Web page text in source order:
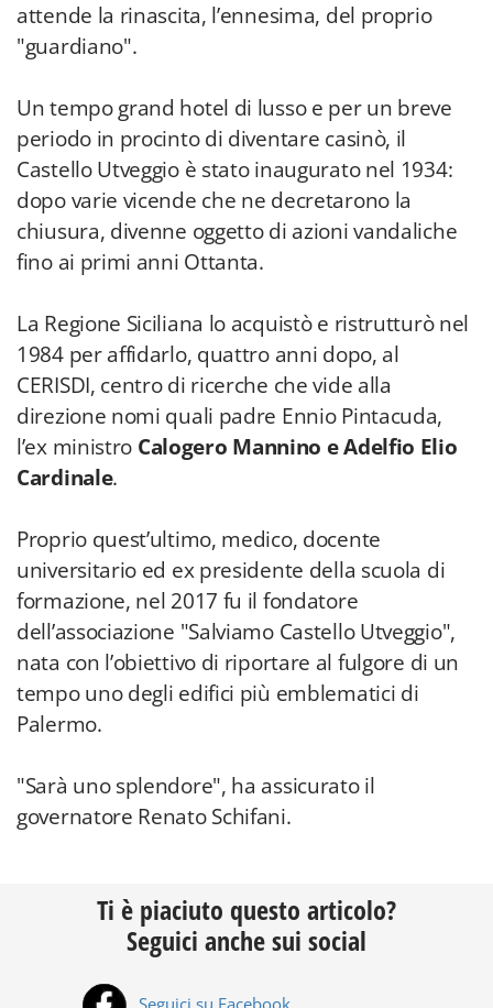
attende la rinascita, l’ennesima, del proprio
"guardiano".
Un tempo grand hotel di lusso e per un breve
periodo in procinto di diventare casinò, il
Castello Utveggio è stato inaugurato nel 1934:
dopo varie vicende che ne decretarono la
chiusura, divenne oggetto di azioni vandaliche
fino ai primi anni Ottanta.
La Regione Siciliana lo acquistò e ristrutturò nel
1984 per affidarlo, quattro anni dopo, al
CERISDI, centro di ricerche che vide alla
direzione nomi quali padre Ennio Pintacuda,
l’ex ministro Calogero Mannino e Adelfio Elio
Cardinale.
Proprio quest’ultimo, medico, docente
universitario ed ex presidente della scuola di
formazione, nel 2017 fu il fondatore
dell’associazione "Salviamo Castello Utveggio",
nata con l’obiettivo di riportare al fulgore di un
tempo uno degli edifici più emblematici di
Palermo.
"Sarà uno splendore", ha assicurato il
governatore Renato Schifani.
Ti è piaciuto questo articolo?
Seguici anche sui social